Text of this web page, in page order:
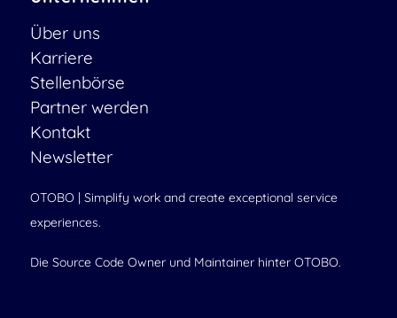
Über uns
Karriere
Stellenbörse
Partner werden
Kontakt
Newsletter
OTOBO | Simplify work and create exceptional service
experiences.
Die Source Code Owner und Maintainer hinter OTOBO.